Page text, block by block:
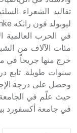
تقاليد الشعراء
في الحرب العالمية
مئات الآلاف من
سنوات طويلة. تابع
حيث علّم في
في جامعة أكسفورد بين أعوام